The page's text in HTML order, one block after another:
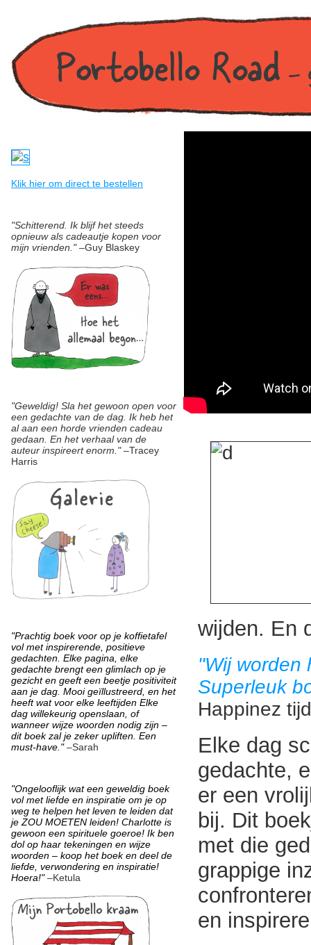
Klik hier om direct te bestellen
"Schitterend. Ik blijf het steeds
opnieuw als cadeautje kopen voor
mijn vrienden."–Guy Blaskey
"Geweldig! Sla het gewoon open voor
een gedachte van de dag. Ik heb het
al aan een horde vrienden cadeau
gedaan. En het verhaal van de
auteur inspireert enorm. "–Tracey
Harris
"Prachtig boek voor op je koffietafel
vol met inspirerende, positieve
gedachten. Elke pagina, elke
gedachte brengt een glimlach op je
gezicht en geeft een beetje positiviteit
aan je dag. Mooi geïllustreerd, en het
heeft wat voor elke leeftijden Elke
dag willekeurig openslaan, of
wanneer wijze woorden nodig zijn –
dit boek zal je zeker upliften. Een
must-have."–Sarah
"Ongelooflijk wat een geweldig boek
vol met liefde en inspiratie om je op
weg te helpen het leven te leiden dat
je ZOU MOETEN leiden! Charlotte is
gewoon een spirituele goeroe! Ik ben
dol op haar tekeningen en wijze
woorden – koop het boek en deel de
liefde, verwondering en inspiratie!
Hoera!"–Ketula
wijden. En
"Wij worden
Superleuk
Happinez
Elke dag
gedachte,
er een
bij. Dit
met die
grappige
en